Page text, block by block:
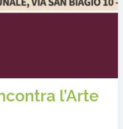
l’Arte